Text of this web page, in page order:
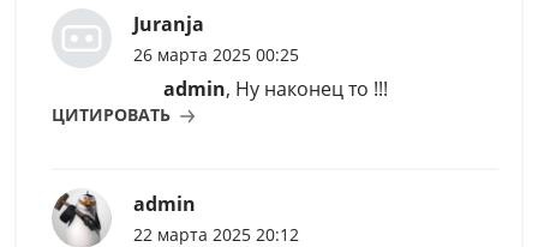
Juranja
26 марта 2025 00:25
admin, Ну наконец то !!!
ЦИТИРОВАТЬ
admin
22 марта 2025 20:12